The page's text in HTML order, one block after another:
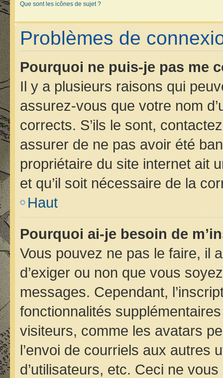
Que sont les icônes de sujet ?
Problèmes de
Pourquoi ne puis-je pas me
Il y a plusieurs raisons qui
assurez-vous que votre nom
corrects. S’ils le sont,
assurer de ne pas avoir été
propriétaire du site internet ait
et qu’il soit nécessaire de la
Haut
Pourquoi ai-je besoin de
Vous pouvez ne pas le faire, il
d’exiger ou non que vous
messages. Cependant,
fonctionnalités
visiteurs, comme les avatars
l’envoi de courriels aux autres
d’utilisateurs, etc. Ceci ne